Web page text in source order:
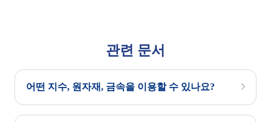
관련 문서
어떤 지수, 원자재, 금속을 이용할 수 있나요?